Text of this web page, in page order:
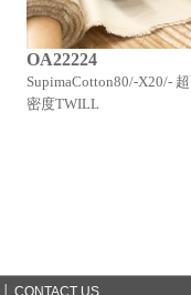
OA22224
SupimaCotton80/-X20/-
密度TWILL
CONTACT US